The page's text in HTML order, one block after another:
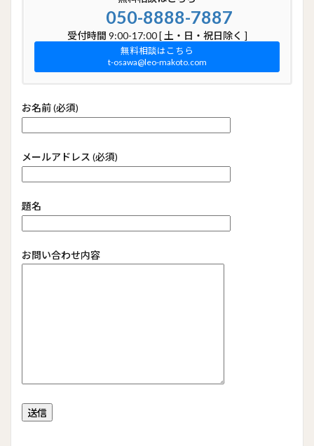
050-8888-7887
受付時間 9:00-17:00 [ 土・日・祝日除く ]
無料相談はこちら
t-osawa@leo-makoto.com
お名前 (必須)
メールアドレス (必須)
題名
お問い合わせ内容